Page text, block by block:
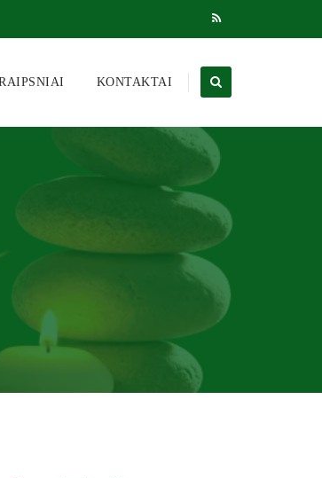
KONTAKTAI